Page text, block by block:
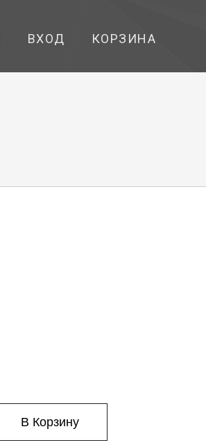
ВХОД КОРЗИНА
В Корзину